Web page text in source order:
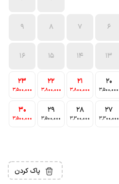
6
7
8
9
13
14
15
16
20
3٬500٬000
21
3٬800٬000
22
3٬800٬000
23
3٬500٬000
27
3٬300٬000
28
3٬300٬000
29
3٬500٬000
30
3٬500٬000
پاک کردن